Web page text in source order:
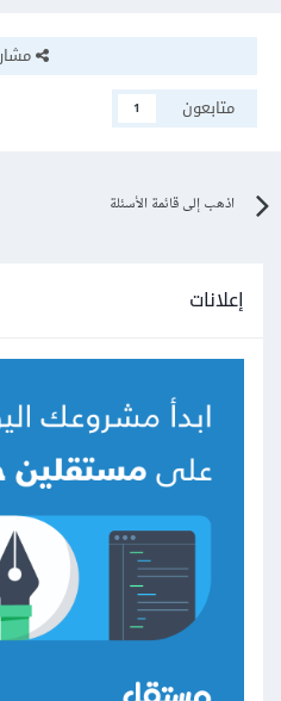
متابعون
1
اذهب إلى قائمة الأسئلة
إعلانات